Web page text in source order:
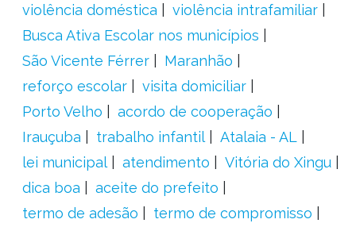
violência doméstica
violência intrafamiliar
Busca Ativa Escolar nos municípios
São Vicente Férrer
Maranhão
reforço escolar
visita domiciliar
Porto Velho
acordo de cooperação
Irauçuba
trabalho infantil
Atalaia - AL
lei municipal
atendimento
Vitória do Xingu
dica boa
aceite do prefeito
termo de adesão
termo de compromisso